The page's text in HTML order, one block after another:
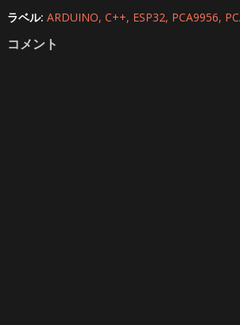
ラベル: ARDUINO C++ ESP32 PCA9956
コメント